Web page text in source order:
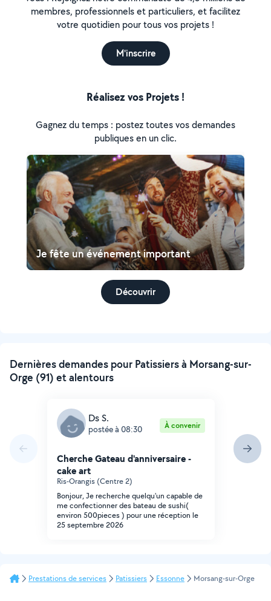
membres, professionnels et particuliers, et facilitez
votre quotidien pour tous vos projets !
M'inscrire
Réalisez vos Projets !
Gagnez du temps : postez toutes vos demandes
publiques en un clic.
Je fête un événement important
Découvrir
Dernières demandes pour Patissiers à Morsang-sur-
Orge (91) et alentours
Ds S.
postée à 08:30 À convenir
Cherche Gateau d'anniversaire -
cake art
Ris-Orangis (Centre 2)
Bonjour, Je recherche quelqu'un capable de
me confectionner des bateau de sushi(
environ 500pieces ) pour une réception le
25 septembre 2026
Prestations de services Patissiers Essonne Morsang-sur-Orge